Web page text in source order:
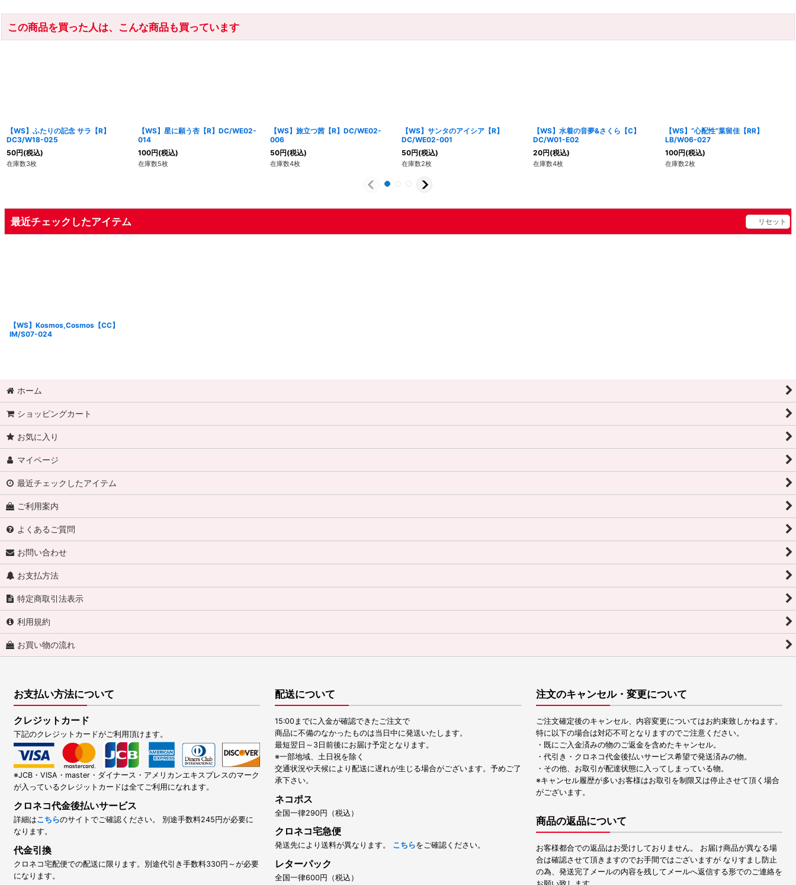
この商品を買った人は、こんな商品も買っています
【WS】ふたりの記念 サラ【R】
DC3/W18-025
50円(税込)
在庫数3枚
【WS】星に願う杏【R】DC/WE02-
014
100円(税込)
在庫数5枚
【WS】旅立つ茜【R】DC/WE02-
006
50円(税込)
在庫数4枚
【WS】サンタのアイシア【R】
DC/WE02-001
50円(税込)
在庫数2枚
【WS】水着の音夢&さくら【C】
DC/W01-E02
20円(税込)
在庫数4枚
【WS】“心配性”葉留佳【RR】
LB/W06-027
100円(税込)
在庫数2枚
最近チェックしたアイテム リセット
【WS】Kosmos,Cosmos【CC】
IM/S07-024
ホーム
ショッピングカート
お気に入り
マイページ
最近チェックしたアイテム
ご利用案内
よくあるご質問
お問い合わせ
お支払方法
特定商取引法表示
利用規約
お買い物の流れ
お支払い方法について
クレジットカード
下記のクレジットカードがご利用頂けます。
※JCB・VISA・master・ダイナース・アメリカンエキスプレスのマーク
が入っているクレジットカードは全てご利用になれます。
クロネコ代金後払いサービス
詳細はこちらのサイトでご確認ください。 別途手数料245円が必要に
なります。
代金引換
クロネコ宅配便での配送に限ります。別途代引き手数料330円～が必要
になります。
配送について
15:00までに入金が確認できたご注文で
商品に不備のなかったものは当日中に発送いたします。
最短翌日～3日前後にお届け予定となります。
※一部地域、土日祝を除く
交通状況や天候により配送に遅れが生じる場合がございます。予めご了
承下さい。
ネコポス
全国一律290円（税込）
クロネコ宅急便
発送先により送料が異なります。 こちらをご確認ください。
レターパック
全国一律600円（税込）
注文のキャンセル・変更について
ご注文確定後のキャンセル、内容変更についてはお約束致しかねます。
特に以下の場合は対応不可となりますのでご注意ください。
・既にご入金済みの物のご返金を含めたキャンセル。
・代引き・クロネコ代金後払いサービス希望で発送済みの物。
・その他、お取引が配達状態に入ってしまっている物。
※キャンセル履歴が多いお客様はお取引を制限又は停止させて頂く場合
がございます。
商品の返品について
お客様都合での返品はお受けしておりません。 お届け商品が異なる場
合は確認させて頂きますのでお手間ではございますが なりすまし防止
の為、発送完了メールの内容を残してメールへ返信する形でのご連絡を